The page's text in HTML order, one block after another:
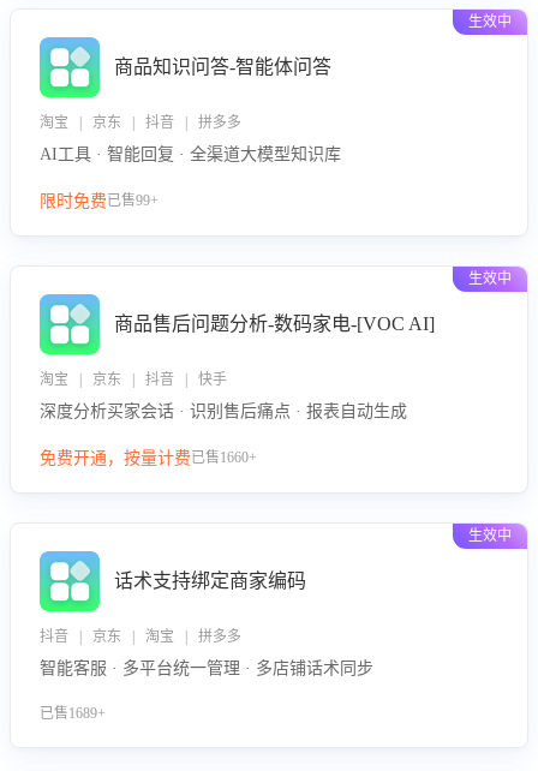
生效中
商品知识问答-智能体问答
淘宝 | 京东 | 抖音 | 拼多多
AI工具 · 智能回复 · 全渠道大模型知识库
限时免费已售99+
生效中
商品售后问题分析-数码家电-[VOC AI]
淘宝 | 京东 | 抖音 | 快手
深度分析买家会话 · 识别售后痛点 · 报表自动生成
免费开通，按量计费已售1660+
生效中
话术支持绑定商家编码
抖音 | 京东 | 淘宝 | 拼多多
智能客服 · 多平台统一管理 · 多店铺话术同步
已售1689+